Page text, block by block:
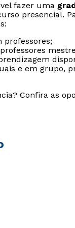
fazer uma
presencial.
professores;
e em grupo,
Confira as